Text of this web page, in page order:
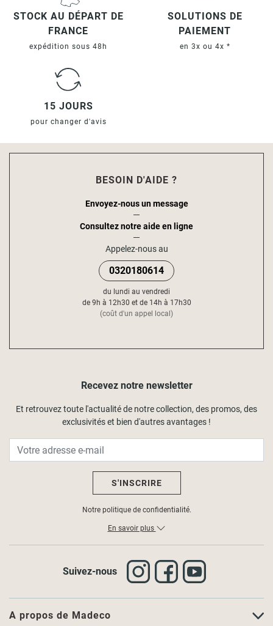
STOCK AU DÉPART DE
FRANCE
expédition sous 48h
SOLUTIONS DE
PAIEMENT
en 3x ou 4x *
15 JOURS
pour changer d'avis
A propos de Madeco
Recevez notre newsletter
Et retrouvez toute l'actualité de notre collection, des promos, des
exclusivités et bien d'autres avantages !
S'INSCRIRE
Notre politique de confidentialité.
En savoir plus
Suivez-nous
BESOIN D'AIDE ?
Envoyez-nous un message
Consultez notre aide en ligne
Appelez-nous au
0320180614
du lundi au vendredi
de 9h à 12h30 et de 14h à 17h30
(coût d'un appel local)